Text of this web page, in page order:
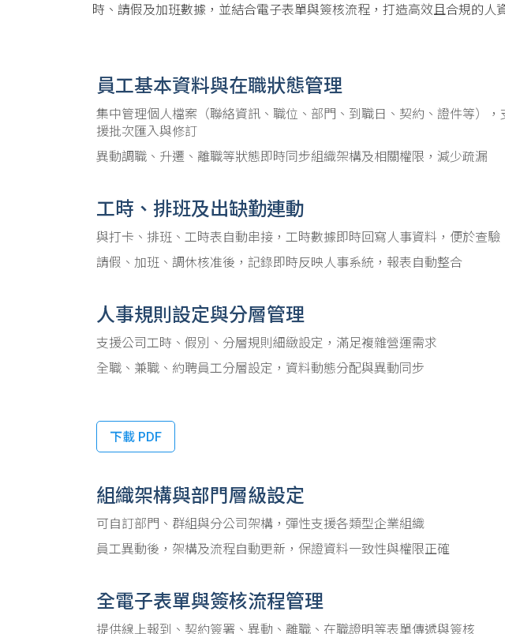
時、請假及加班數據，並結合電子表單與簽核流程，打造高效且合規的人
員工基本資料與在職狀態管理
集中管理個人檔案（聯絡資訊、職位、部門、到職日、契約、證件等），
援批次匯入與修訂
異動調職、升遷、離職等狀態即時同步組織架構及相關權限，減少疏漏
工時、排班及出缺勤連動
與打卡、排班、工時表自動串接，工時數據即時回寫人事資料，便於查驗
請假、加班、調休核准後，記錄即時反映人事系統，報表自動整合
人事規則設定與分層管理
支援公司工時、假別、分層規則細緻設定，滿足複雜營運需求
全職、兼職、約聘員工分層設定，資料動態分配與異動同步
下載 PDF
組織架構與部門層級設定
可自訂部門、群組與分公司架構，彈性支援各類型企業組織
員工異動後，架構及流程自動更新，保證資料一致性與權限正確
全電子表單與簽核流程管理
提供線上報到、契約簽署、異動、離職、在職證明等表單傳遞與簽核